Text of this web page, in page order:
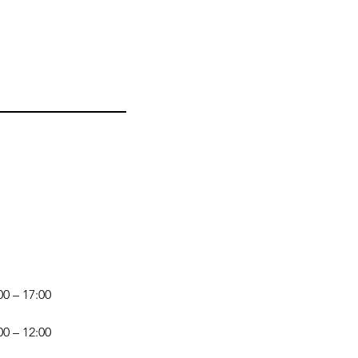
– 17:00
– 12:00